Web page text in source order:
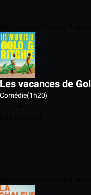
Les vacances de
Comédie(1h20)